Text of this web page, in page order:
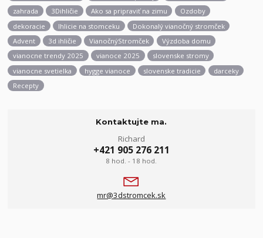
zahrada
3Dihličie Ako sa pripraviť na zimu
Ozdoby
dekoracie
Ihlicie na stomceku
Dokonalý vianočný stromček
Advent
3d ihličie VianočnýStromček
Výzdoba domu
vianocne trendy 2025
vianoce 2025
slovenske stromy
vianocne svetielka
hygge vianoce slovenske tradicie
darceky
Recepty
Kontaktujte ma.
Richard
+421 905 276 211
8 hod. - 18 hod.
mr@3dstromcek.sk